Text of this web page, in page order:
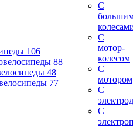
106
88
48
77
С
С
мотор-
колесом
С
мотором
С
С